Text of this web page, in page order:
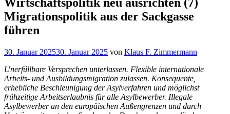
Wirtschaftspolitik neu ausrichten (7)
Migrationspolitik aus der Sackgasse
führen
Veröffentlicht
30. Januar 202530. Januar 2025 von Klaus F. Zimmermann
Unerfüllbare Versprechen unterlassen. Flexible internationale
Arbeits- und Ausbildungsmigration zulassen. Konsequente,
erhebliche Beschleunigung der Asylverfahren und möglichst
frühzeitige Arbeitserlaubnis für alle Asylbewerber. Illegale
Asylbewerber an den europäischen Außengrenzen und durch